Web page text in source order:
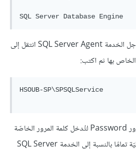
SQL Server Database Engine
وذلك من خلال ما يلي: من أجل الخدمة SQL Server Agent انتقل إلى
HSOUB-SP\SPSQLService
ثم انتقل إلى عمود كلمة المرور Password لتُدخل كلمة المرور الخاصّة
بهذا الحساب. كرّر نفس العمليّة تمامًا بالنسبة إلى الخدمة SQL Server